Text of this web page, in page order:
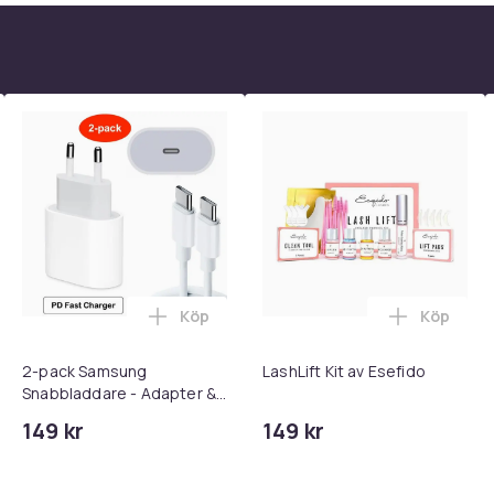
action
animationer för en realistisk
SPEL
Adapter + Kabel 25W lightning - USB-C 2m i varukorgen
17 / 16 / 15 Snabbladdare med 2M USB-C till USB-C
2-pack Samsung
Snabbladdare - Adapter &
149 kr
Lägg till 2-pack Samsung
Köp
LashLift Kit av Esefido
149 kr
Lägg till
Köp